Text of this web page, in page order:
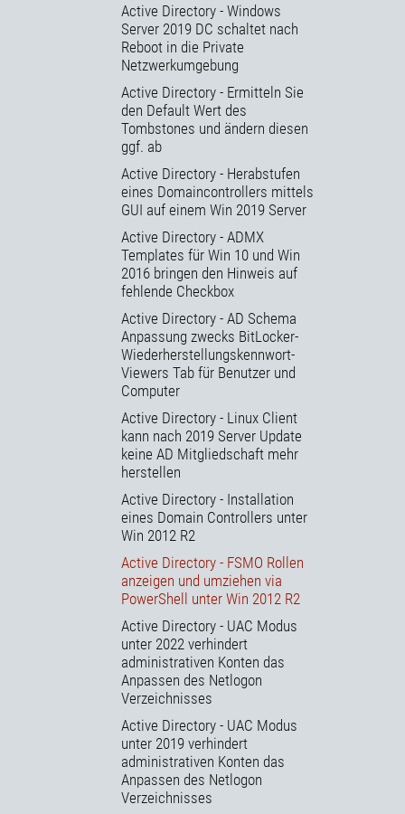
Active Directory - Windows
Server 2019 DC schaltet nach
Reboot in die Private
Netzwerkumgebung
Active Directory - Ermitteln Sie
den Default Wert des
Tombstones und ändern diesen
ggf. ab
Active Directory - Herabstufen
eines Domaincontrollers mittels
GUI auf einem Win 2019 Server
Active Directory - ADMX
Templates für Win 10 und Win
2016 bringen den Hinweis auf
fehlende Checkbox
Active Directory - AD Schema
Anpassung zwecks BitLocker-
Wiederherstellungskennwort-
Viewers Tab für Benutzer und
Computer
Active Directory - Linux Client
kann nach 2019 Server Update
keine AD Mitgliedschaft mehr
herstellen
Active Directory - Installation
eines Domain Controllers unter
Win 2012 R2
Active Directory - FSMO Rollen
anzeigen und umziehen via
PowerShell unter Win 2012 R2
Active Directory - UAC Modus
unter 2022 verhindert
administrativen Konten das
Anpassen des Netlogon
Verzeichnisses
Active Directory - UAC Modus
unter 2019 verhindert
administrativen Konten das
Anpassen des Netlogon
Verzeichnisses